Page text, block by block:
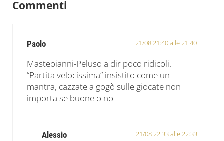
Commenti
Paolo 21/08 21:40 alle 21:40
Masteoianni-Peluso a dir poco ridicoli.
“Partita velocissima” insistito come un
mantra, cazzate a gogò sulle giocate non
importa se buone o no
Alessio 21/08 22:33 alle 22:33